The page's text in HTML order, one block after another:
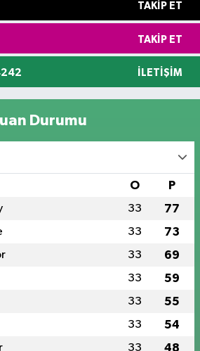
TAKIP ET
TAKIP ET
İLETIŞIM
Durumu
O P
33 77
33 73
33 69
33 59
33 55
33 54
33 48